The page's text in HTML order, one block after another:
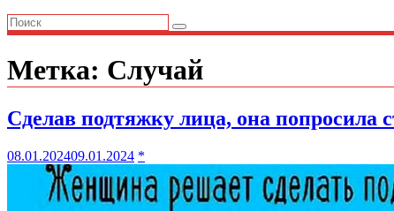
Метка: Случай
Сделав подтяжку лица, она попросила
08.01.202409.01.2024 *